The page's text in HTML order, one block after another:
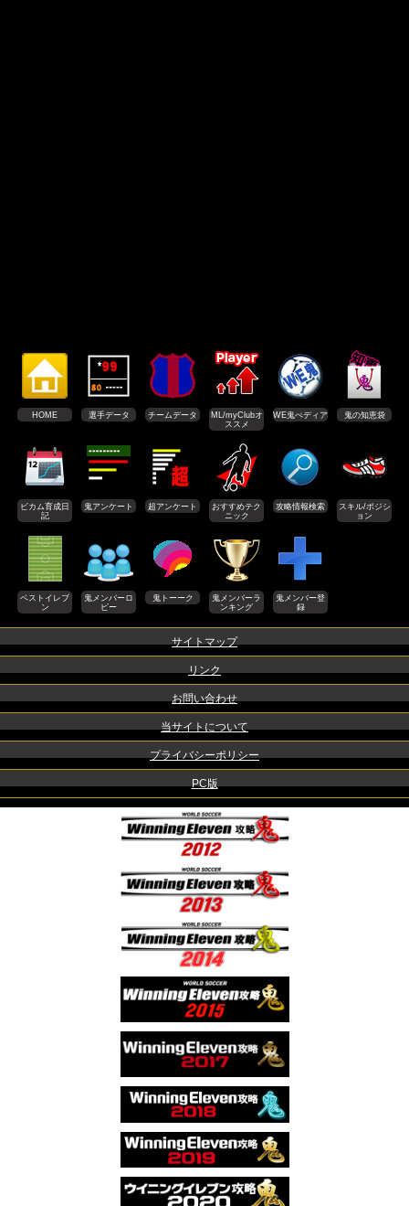
HOME 選手データ チームデータ
ML/myClubオ
ススメ
WE鬼ぺディア 鬼の知恵袋
ビカム育成日
記
鬼アンケート 超アンケート
おすすめテク
ニック
攻略情報検索
スキル/ポジシ
ョン
ベストイレブ
ン
鬼メンバーロ
ビー
鬼トーーク
鬼メンバーラ
ンキング
鬼メンバー登
録
サイトマップ
リンク
お問い合わせ
当サイトについて
プライバシーポリシー
PC版